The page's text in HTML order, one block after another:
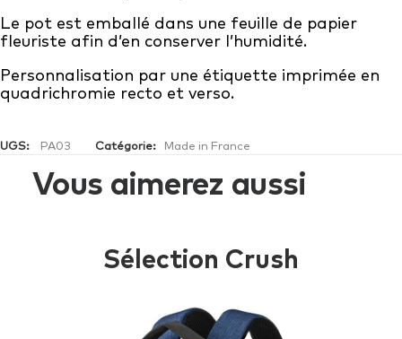
Le pot est emballé dans une feuille de papier
fleuriste afin d’en conserver l’humidité.
Personnalisation par une étiquette imprimée en
quadrichromie recto et verso.
UGS: PA03 Catégorie: Made in France
Vous aimerez aussi
Sélection Crush